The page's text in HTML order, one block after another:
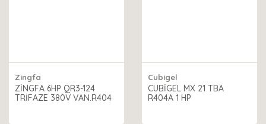
Zingfa
ZİNGFA 6HP QR3-124
TRİFAZE 380V VAN.R404
Cubigel
CUBİGEL MX 21 TBA
R404A 1 HP